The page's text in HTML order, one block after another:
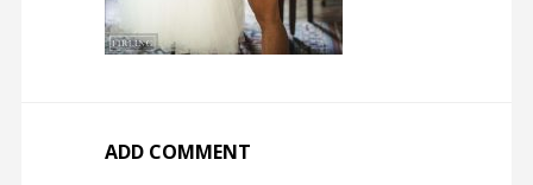
ADD COMMENT